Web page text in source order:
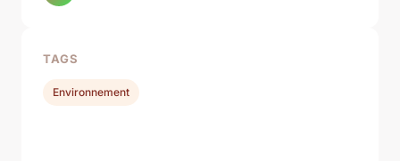
TAGS
Environnement